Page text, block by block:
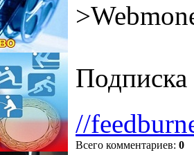
Подписка
//
Всего комментариев: 0